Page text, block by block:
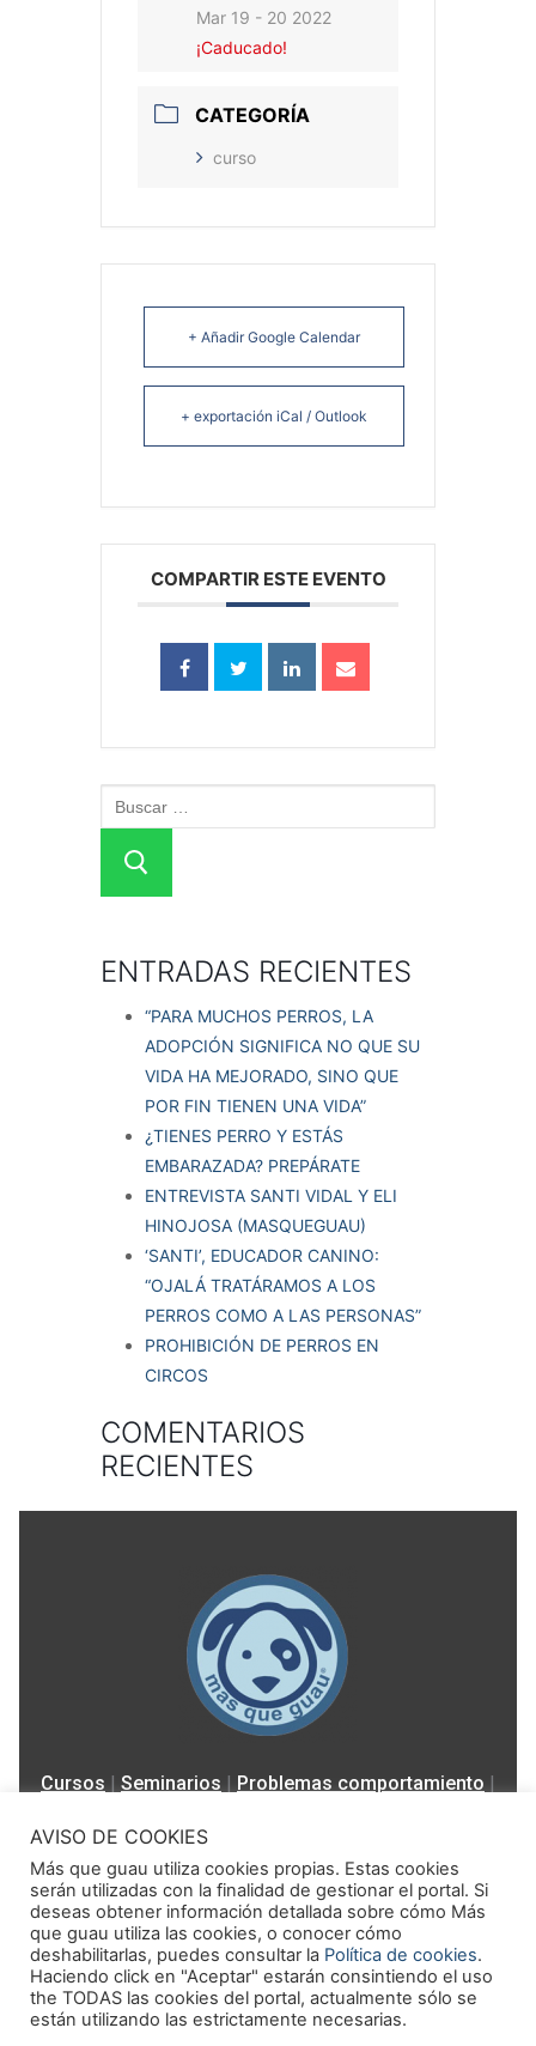
Mar 19 - 20 2022
¡Caducado!
CATEGORÍA
curso
+ Añadir Google Calendar
+ exportación iCal / Outlook
COMPARTIR ESTE EVENTO
ENTRADAS RECIENTES
“PARA MUCHOS PERROS, LA
ADOPCIÓN SIGNIFICA NO QUE SU
VIDA HA MEJORADO, SINO QUE
POR FIN TIENEN UNA VIDA”
¿TIENES PERRO Y ESTÁS
EMBARAZADA? PREPÁRATE
ENTREVISTA SANTI VIDAL Y ELI
HINOJOSA (MASQUEGUAU)
‘SANTI’, EDUCADOR CANINO:
“OJALÁ TRATÁRAMOS A LOS
PERROS COMO A LAS PERSONAS”
PROHIBICIÓN DE PERROS EN
CIRCOS
COMENTARIOS
RECIENTES
Cursos | Seminarios | Problemas comportamiento |
Copyright © 2026 Más Que Guau
Aviso legal-Términos y condiciones
AVISO DE COOKIES
Más que guau utiliza cookies propias. Estas cookies
serán utilizadas con la finalidad de gestionar el portal. Si
deseas obtener información detallada sobre cómo Más
que guau utiliza las cookies, o conocer cómo
deshabilitarlas, puedes consultar la Política de cookies.
Haciendo click en "Aceptar" estarán consintiendo el uso
the TODAS las cookies del portal, actualmente sólo se
están utilizando las estrictamente necesarias.